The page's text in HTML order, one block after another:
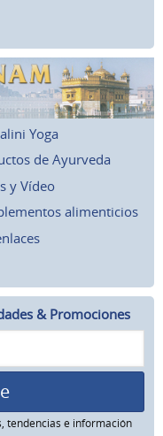
Yoga
de Ayurveda
y Vídeo
alimenticios
& Promociones
tendencias e información